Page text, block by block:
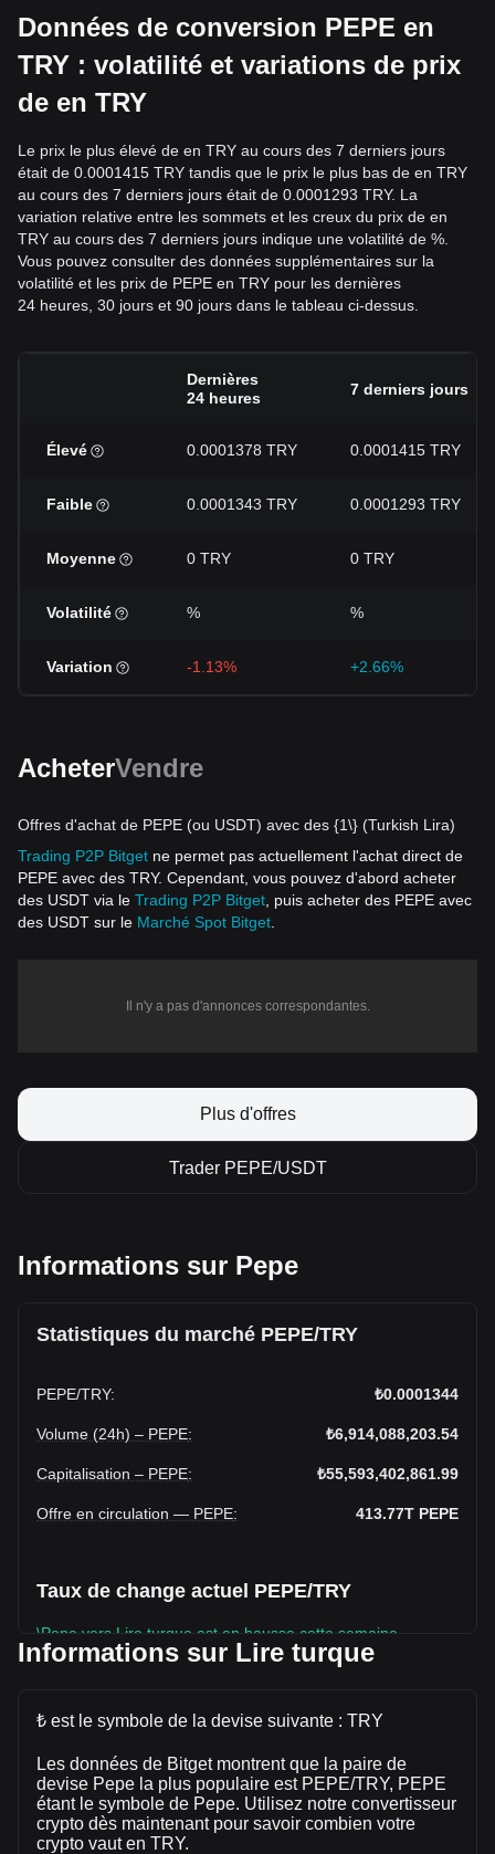
Données de conversion PEPE en
TRY : volatilité et variations de prix
de en TRY
Le prix le plus élevé de en TRY au cours des 7 derniers jours
était de 0.0001415 TRY tandis que le prix le plus bas de en TRY
au cours des 7 derniers jours était de 0.0001293 TRY. La
variation relative entre les sommets et les creux du prix de en
TRY au cours des 7 derniers jours indique une volatilité de %.
Vous pouvez consulter des données supplémentaires sur la
volatilité et les prix de PEPE en TRY pour les dernières
24 heures, 30 jours et 90 jours dans le tableau ci-dessus.
Dernières
24 heures
7 derniers jours
Élevé 0.0001378 TRY 0.0001415 TRY
Faible 0.0001343 TRY 0.0001293 TRY
Moyenne 0 TRY 0 TRY
Volatilité % %
Variation -1.13% +2.66%
AcheterVendre
Offres d'achat de PEPE (ou USDT) avec des {1\} (Turkish Lira)
Trading P2P Bitget ne permet pas actuellement l'achat direct de
PEPE avec des TRY. Cependant, vous pouvez d'abord acheter
des USDT via le Trading P2P Bitget , puis acheter des PEPE avec
des USDT sur le Marché Spot Bitget
Il n'y a pas d'annonces correspondantes.
Plus d'offres
Trader PEPE/USDT
Informations sur Pepe
Statistiques du marché PEPE/TRY
PEPE/TRY: ₺0.0001344
Volume (24h) – PEPE: ₺6,914,088,203.54
Capitalisation – PEPE: ₺55,593,402,861.99
Offre en circulation — PEPE: 413.77T PEPE
Taux de change actuel PEPE/TRY
\Pepe vers Lire turque est en hausse cette semaine.
Le prix du marché de Pepe est actuellement de ₺0.0001344
₺55,593,402,861.99 TRY et une offre en circulation de
a évolué de +13.90% (₺843,613,824.46 TRY) au cours des
dernières 24 heures. Lors du dernier jour de trading, le
volume de trading de PEPE était de ₺6,070,474,379.08.
Informations sur Lire turque
₺ est le symbole de la devise suivante : TRY
Les données de Bitget montrent que la paire de
devise Pepe la plus populaire est PEPE/TRY, PEPE
étant le symbole de Pepe. Utilisez notre convertisseur
crypto dès maintenant pour savoir combien votre
crypto vaut en TRY.